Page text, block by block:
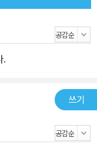
.
쓰기